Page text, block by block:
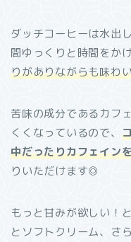
ダッチコーヒーは水出
間ゆっくりと時間をか
りがありながらも味わ
苦味の成分であるカフ
くくなっているので、
中だったりカフェイン
りいただけます◎
もっと甘みが欲しい！
とソフトクリーム、さ